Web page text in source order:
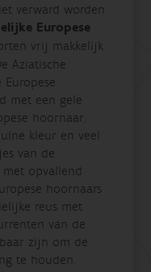
verward worden
Europese
vrij makkelijk
Aziatische
met een gele
hoornaar,
kleur en veel
van de
opvallend
hoornaars
reus met
van de
zijn om de
te houden.